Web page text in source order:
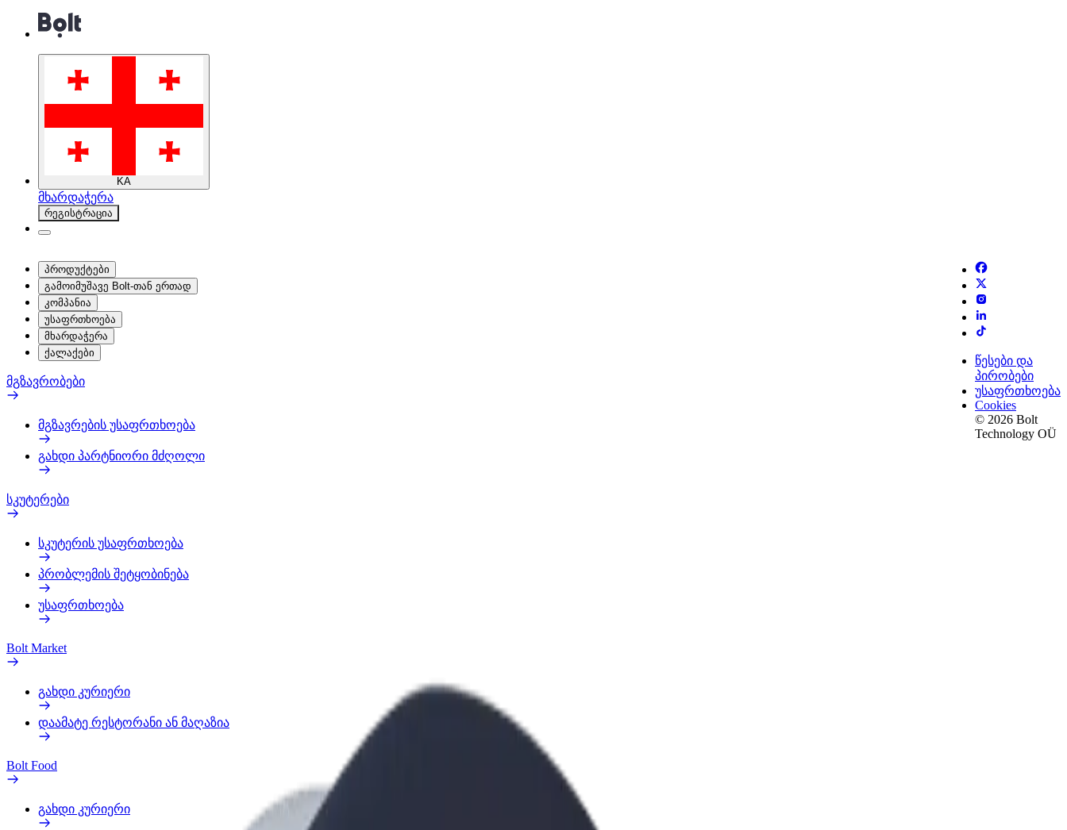
KA
მხარდაჭერა
რეგისტრაცია
პროდუქტები
გამოიმუშავე Bolt-თან ერთად
კომპანია
უსაფრთხოება
მხარდაჭერა
ქალაქები
მგზავრობები
მგზავრების უსაფრთხოება
გახდი პარტნიორი მძღოლი
სკუტერები
სკუტერის უსაფრთხოება
პრობლემის შეტყობინება
უსაფრთხოება
Bolt Market
გახდი კურიერი
დაამატე რესტორანი ან მაღაზია
Bolt Food
გახდი კურიერი
წესები და
პირობები
უსაფრთხოება
Cookies
© 2026 Bolt
Technology OÜ